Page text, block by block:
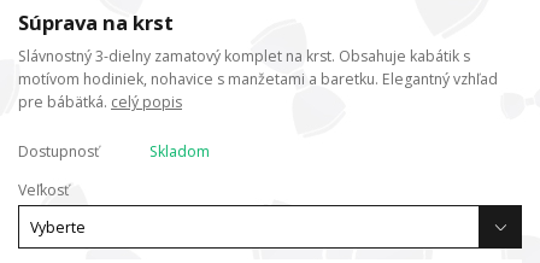
Súprava na krst
Slávnostný 3-dielny zamatový komplet na krst. Obsahuje kabátik s
motívom hodiniek, nohavice s manžetami a baretku. Elegantný vzhľad
pre bábätká. celý popis
Dostupnosť
Skladom
Veľkosť